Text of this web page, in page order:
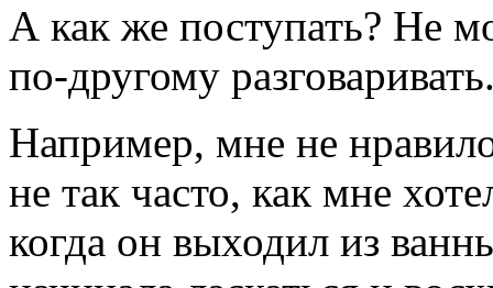
А как же поступать? Не
по-другому
Например, мне не
не так часто, как мне
когда он выходил из